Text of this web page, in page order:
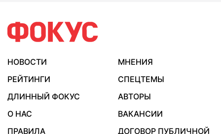
НОВОСТИ
МНЕНИЯ
РЕЙТИНГИ
СПЕЦТЕМЫ
ДЛИННЫЙ ФОКУС
АВТОРЫ
О НАС
ВАКАНСИИ
ПРАВИЛА
ДОГОВОР ПУБЛИЧНОЙ